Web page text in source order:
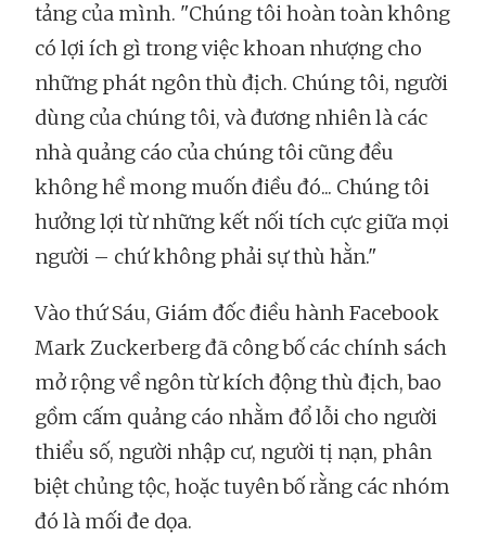
tảng của mình. "Chúng tôi hoàn toàn không
có lợi ích gì trong việc khoan nhượng cho
những phát ngôn thù địch. Chúng tôi, người
dùng của chúng tôi, và đương nhiên là các
nhà quảng cáo của chúng tôi cũng đều
không hề mong muốn điều đó... Chúng tôi
hưởng lợi từ những kết nối tích cực giữa mọi
người – chứ không phải sự thù hằn."
Vào thứ Sáu, Giám đốc điều hành Facebook
Mark Zuckerberg đã công bố các chính sách
mở rộng về ngôn từ kích động thù địch, bao
gồm cấm quảng cáo nhằm đổ lỗi cho người
thiểu số, người nhập cư, người tị nạn, phân
biệt chủng tộc, hoặc tuyên bố rằng các nhóm
đó là mối đe dọa.